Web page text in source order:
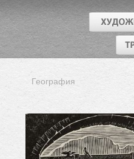
География